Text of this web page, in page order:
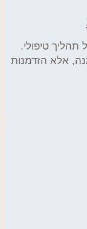
טיפולי.
אלא הזדמנות